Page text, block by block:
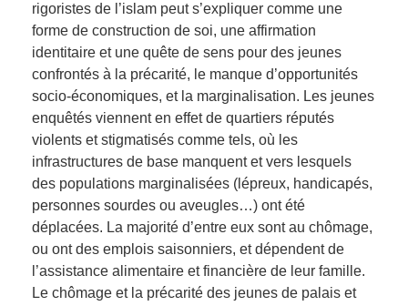
rigoristes de l’islam peut s’expliquer comme une
forme de construction de soi, une affirmation
identitaire et une quête de sens pour des jeunes
confrontés à la précarité, le manque d’opportunités
socio-économiques, et la marginalisation. Les jeunes
enquêtés viennent en effet de quartiers réputés
violents et stigmatisés comme tels, où les
infrastructures de base manquent et vers lesquels
des populations marginalisées (lépreux, handicapés,
personnes sourdes ou aveugles…) ont été
déplacées. La majorité d’entre eux sont au chômage,
ou ont des emplois saisonniers, et dépendent de
l’assistance alimentaire et financière de leur famille.
Le chômage et la précarité des jeunes de palais et